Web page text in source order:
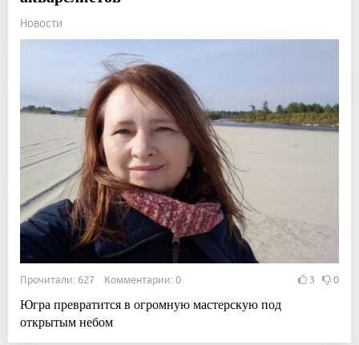
Новости
Прочитали: 627 Комментарии: 0 3 0
Югра превратится в огромную мастерскую под
открытым небом